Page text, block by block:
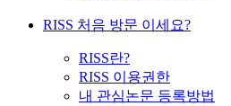
RISS 처음 방문 이세요?
RISS란?
RISS 이용권한
내 관심논문 등록방법